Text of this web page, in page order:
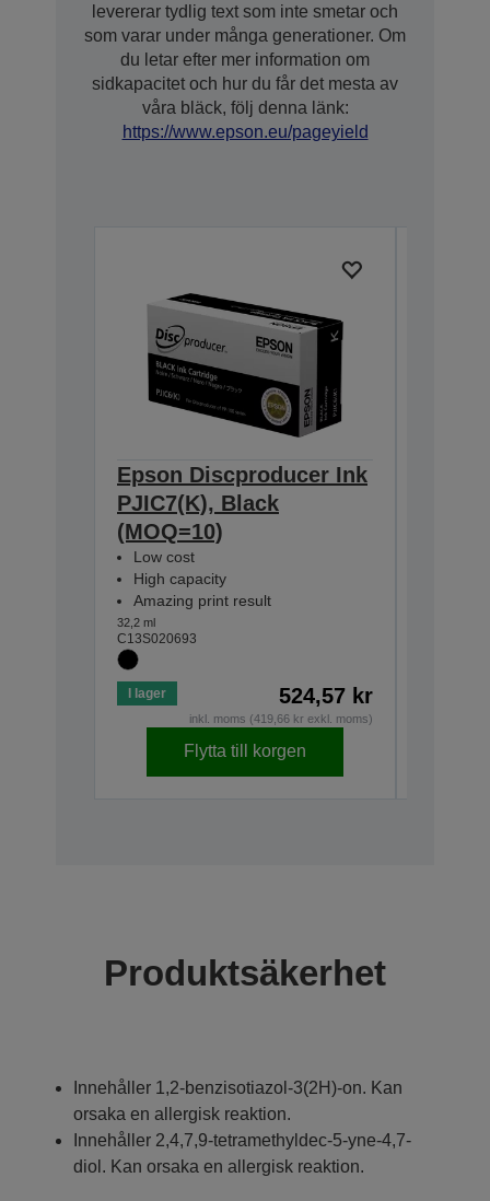
levererar tydlig text som inte smetar och
som varar under många generationer. Om
du letar efter mer information om
sidkapacitet och hur du får det mesta av
våra bläck, följ denna länk:
https://www.epson.eu/pageyield
Epson Discproducer Ink
PJIC7(K), Black
(MOQ=10)
Low cost
High capacity
Amazing print result
32,2 ml
C13S020693
I lager 524,57 kr
inkl. moms (419,66 kr exkl. moms)
Flytta till korgen
Produktsäkerhet
Innehåller 1,2-benzisotiazol-3(2H)-on. Kan
orsaka en allergisk reaktion.
Innehåller 2,4,7,9-tetramethyldec-5-yne-4,7-
diol. Kan orsaka en allergisk reaktion.